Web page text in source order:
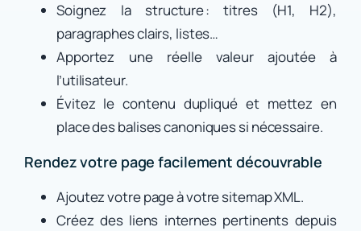
Soignez la structure : titres (H1, H2),
paragraphes clairs, listes…
Apportez une réelle valeur ajoutée à
l’utilisateur.
Évitez le contenu dupliqué et mettez en
place des balises canoniques si nécessaire.
Rendez votre page facilement découvrable
Ajoutez votre page à votre sitemap XML.
Créez des liens internes pertinents depuis